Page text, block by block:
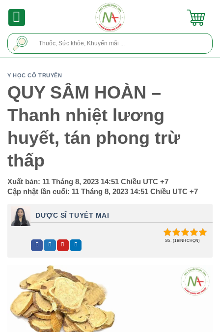
Y HỌC CỔ TRUYỀN
QUY SÂM HOÀN –
Thanh nhiệt lương
huyết, tán phong trừ
thấp
Xuất bản: 11 Tháng 8, 2023 14:51 Chiều UTC +7
Cập nhật lần cuối: 11 Tháng 8, 2023 14:51 Chiều UTC +7
DƯỢC SĨ TUYẾT MAI
5/5 - (1 BÌNH CHỌN)